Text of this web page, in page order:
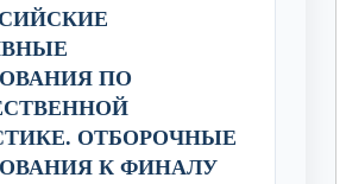
ПО
ОТБОРОЧНЫЕ
К ФИНАЛУ